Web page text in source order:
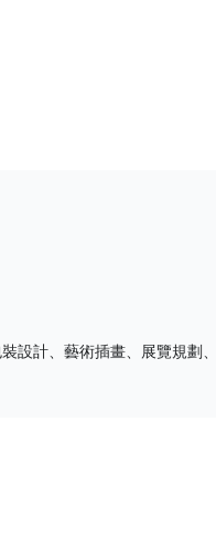
設計、藝術插畫、展覽規劃